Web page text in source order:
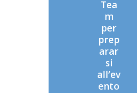
Tea
m
per
prep
arar
si
all’ev
ento